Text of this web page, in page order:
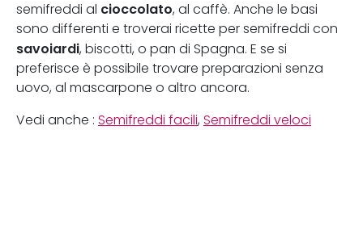
semifreddi al cioccolato, al caffè. Anche le basi
sono differenti e troverai ricette per semifreddi con
savoiardi, biscotti, o pan di Spagna. E se si
preferisce è possibile trovare preparazioni senza
uovo, al mascarpone o altro ancora.
Vedi anche : Semifreddi facili, Semifreddi veloci